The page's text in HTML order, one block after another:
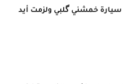
سيارة خمشني گلبي ولزمت أيد